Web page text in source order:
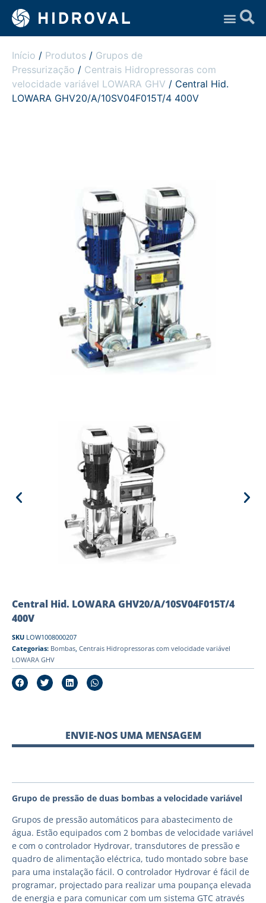
Início / Produtos / Grupos de
Pressurização / Centrais Hidropressoras com
velocidade variável LOWARA GHV / Central Hid.
LOWARA GHV20/A/10SV04F015T/4 400V
Central Hid. LOWARA GHV20/A/10SV04F015T/4
400V
SKU LOW1008000207
Categorias: Bombas, Centrais Hidropressoras com velocidade variável
LOWARA GHV
ENVIE-NOS UMA MENSAGEM
Grupo de pressão de duas bombas a velocidade variável
Grupos de pressão automáticos para abastecimento de
água. Estão equipados com 2 bombas de velocidade variável
e com o controlador Hydrovar, transdutores de pressão e
quadro de alimentação eléctrica, tudo montado sobre base
para uma instalação fácil. O controlador Hydrovar é fácil de
programar, projectado para realizar uma poupança elevada
de energia e para comunicar com um sistema GTC através